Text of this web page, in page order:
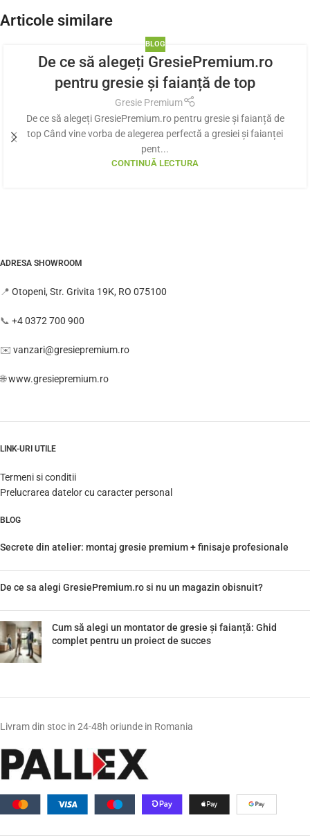
Articole similare
BLOG
De ce să alegeți GresiePremium.ro
pentru gresie și faianță de top
Gresie Premium
De ce să alegeți GresiePremium.ro pentru gresie și faianță de
top Când vine vorba de alegerea perfectă a gresiei și faianței
pent...
CONTINUĂ LECTURA
ADRESA SHOWROOM
📍 Otopeni, Str. Grivita 19K, RO 075100
📞 +4 0372 700 900
✉️ vanzari@gresiepremium.ro
🌐www.gresiepremium.ro
LINK-URI UTILE
Termeni si conditii
Prelucrarea datelor cu caracter personal
BLOG
Secrete din atelier: montaj gresie premium + finisaje profesionale
De ce sa alegi GresiePremium.ro si nu un magazin obisnuit?
Cum să alegi un montator de gresie și faianță: Ghid
complet pentru un proiect de succes
Livram din stoc in 24-48h oriunde in Romania